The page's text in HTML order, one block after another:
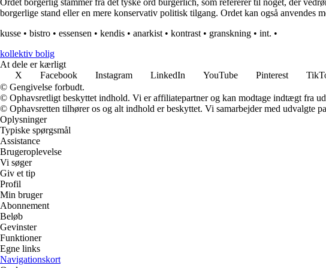
Ordet borgerlig stammer fra det tyske ord bürgerlich, som refererer til noget, der
borgerlige stand eller en mere konservativ politisk tilgang. Ordet kan også
kusse • bistro • essensen • kendis • anarkist • kontrast • granskning • int. •
kollektiv bolig
At dele er kærligt
X
Facebook Instagram LinkedIn YouTube Pinterest
© Gengivelse forbudt.
© Ophavsretligt beskyttet indhold. Vi er affiliatepartner og kan modtage indtægt fra
© Ophavsretten tilhører os og alt indhold er beskyttet. Vi samarbejder med udvalgte
Oplysninger
Typiske spørgsmål
Assistance
Brugeroplevelse
Vi søger
Giv et tip
Profil
Min bruger
Abonnement
Beløb
Gevinster
Funktioner
Egne links
Navigationskort